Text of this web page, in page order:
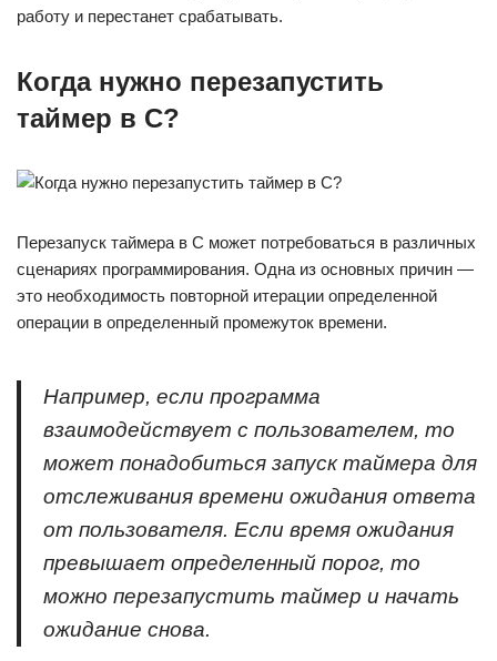
работу и перестанет срабатывать.
Когда нужно перезапустить
таймер в C?
Перезапуск таймера в C может потребоваться в различных
сценариях программирования. Одна из основных причин —
это необходимость повторной итерации определенной
операции в определенный промежуток времени.
Например, если программа
взаимодействует с пользователем, то
может понадобиться запуск таймера для
отслеживания времени ожидания ответа
от пользователя. Если время ожидания
превышает определенный порог, то
можно перезапустить таймер и начать
ожидание снова.